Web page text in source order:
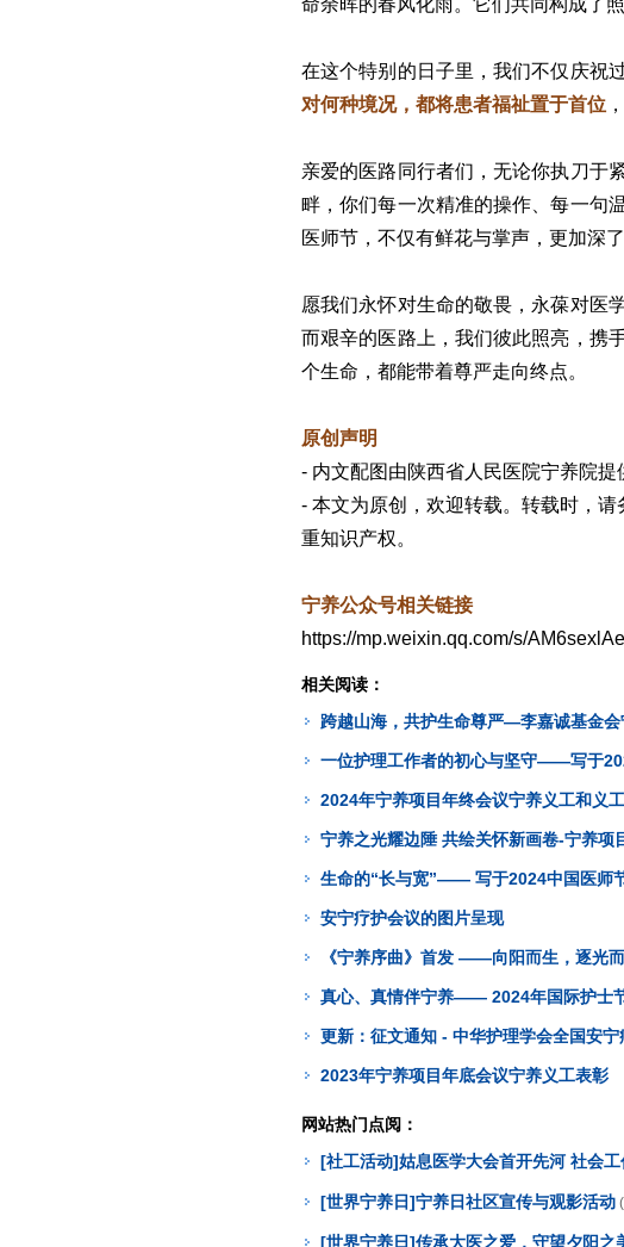
命余晖的春风化雨。它们共同构成了
在这个特别的日子里，我们不仅庆祝
对何种境况，都将患者福祉置于首位
亲爱的医路同行者们，无论你执刀于
畔，你们每一次精准的操作、每一句
医师节，不仅有鲜花与掌声，更加深
愿我们永怀对生命的敬畏，永葆对医
而艰辛的医路上，我们彼此照亮，携
个生命，都能带着尊严走向终点。
原创声明
- 内文配图由陕西省人民医院宁养院提
- 本文为原创，欢迎转载。转载时，
重知识产权。
宁养公众号相关链接
https://mp.weixin.qq.com/s/
相关阅读：
跨越山海，共护生命尊严—李嘉诚基金
一位护理工作者的初心与坚守——写于
2024年宁养项目年终会议宁养义工和义
宁养之光耀边陲 共绘关怀新画卷-宁养项
生命的“长与宽”—— 写于2024中国医师
安宁疗护会议的图片呈现
《宁养序曲》首发 ——向阳而生，逐光
真心、真情伴宁养—— 2024年国际护士
更新：征文通知 - 中华护理学会全国安
2023年宁养项目年底会议宁养义工表彰
网站热门点阅：
[社工活动]姑息医学大会首开先河 社会
[世界宁养日]宁养日社区宣传与观影活动
[世界宁养日]传承大医之爱，守望夕阳之